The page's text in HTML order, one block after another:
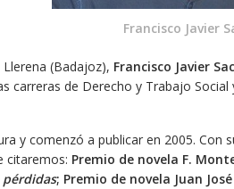
Francisco Javier
(Badajoz), Francisco Javier
carreras de Derecho y Trabajo
y comenzó a publicar en 2005. Con
citaremos: Premio de novela F.
; Premio de novela Juan